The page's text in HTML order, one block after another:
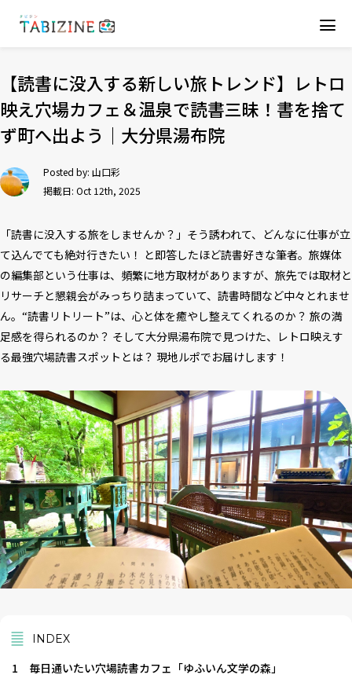
【読書に没入する新しい旅トレンド】レトロ
映え穴場カフェ＆温泉で読書三昧！書を捨て
ず町へ出よう｜大分県湯布院
Posted by: 山口彩
掲載日: Oct 12th, 2025
「読書に没入する旅をしませんか？」そう誘われて、どんなに仕事が立
て込んでても絶対行きたい！ と即答したほど読書好きな筆者。旅媒体
の編集部という仕事は、頻繁に地方取材がありますが、旅先では取材と
リサーチと懇親会がみっちり詰まっていて、読書時間など中々とれませ
ん。“読書リトリート”は、心と体を癒やし整えてくれるのか？ 旅の満
足感を得られるのか？ そして大分県湯布院で見つけた、レトロ映えす
る最強穴場読書スポットとは？ 現地ルポでお届けします！
INDEX
1 毎日通いたい穴場読書カフェ「ゆふいん文学の森」